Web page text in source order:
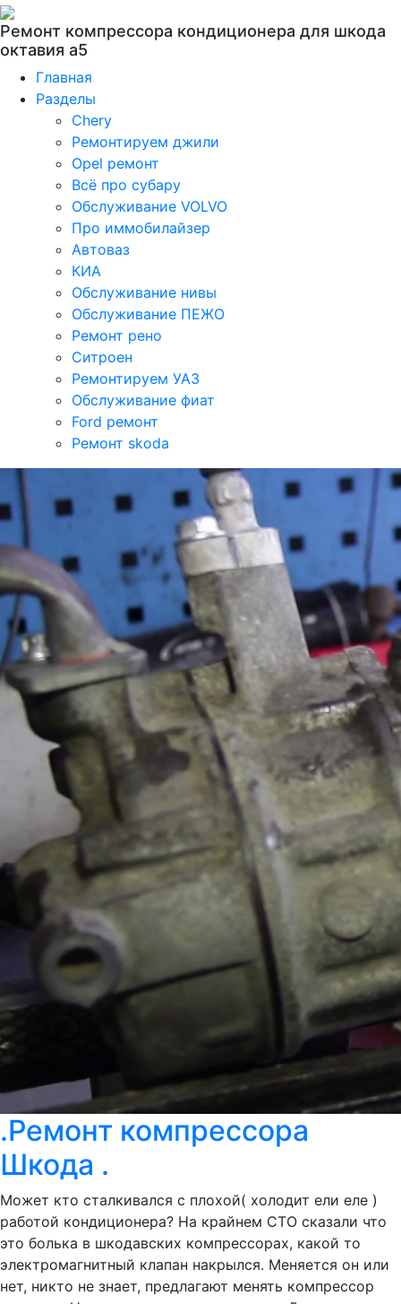
Ремонт компрессора кондиционера для шкода
октавия а5
Главная
Разделы
Chery
Ремонтируем джили
Opel ремонт
Всё про субару
Обслуживание VOLVO
Про иммобилайзер
Автоваз
КИА
Обслуживание нивы
Обслуживание ПЕЖО
Ремонт рено
Ситроен
Ремонтируем УАЗ
Обслуживание фиат
Ford ремонт
Ремонт skoda
.Ремонт компрессора
Шкода .
Может кто сталкивался с плохой( холодит ели еле )
работой кондиционера? На крайнем СТО сказали что
это болька в шкодавских компрессорах, какой то
электромагнитный клапан накрылся. Меняется он или
нет, никто не знает, предлагают менять компрессор